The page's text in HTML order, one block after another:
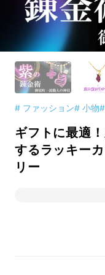
# ファッション# 小物
ギフトに最適
するラッキー
リー